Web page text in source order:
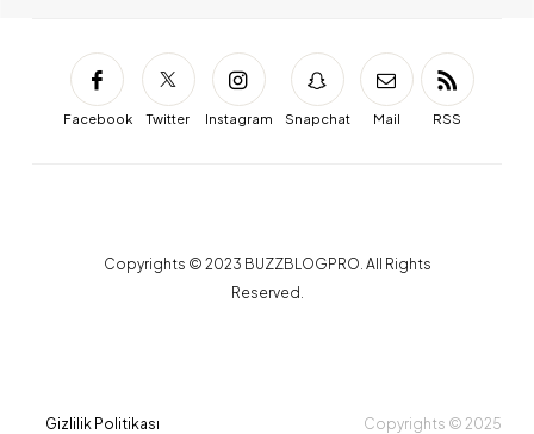
Facebook Twitter Instagram Snapchat Mail RSS
Copyrights © 2023 BUZZBLOGPRO. All Rights
Reserved.
Gizlilik Politikası Copyrights © 2025